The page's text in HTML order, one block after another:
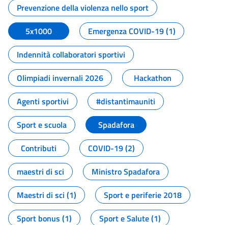
Tutti i contenuti della pagina
Prevenzione della violenza nello sport
5x1000
Emergenza COVID-19 (1)
Indennità collaboratori sportivi
Olimpiadi invernali 2026
Hackathon
Agenti sportivi
#distantimauniti
Sport e scuola
Spadafora
Contributi
COVID-19 (2)
maestri di sci
Ministro Spadafora
Maestri di sci (1)
Sport e periferie 2018
Sport bonus (1)
Sport e Salute (1)